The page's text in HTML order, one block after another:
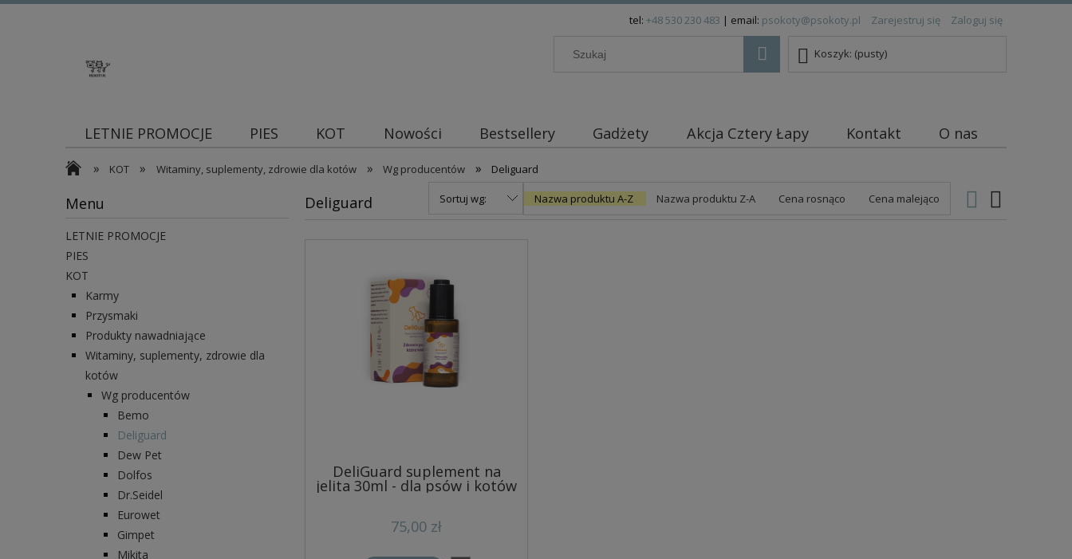
tel: +48 530 230 483 | email: psokoty@psokoty.pl Zarejestruj się Zaloguj się
Koszyk: (pusty)
LETNIE PROMOCJE PIES KOT Nowości Bestsellery Gadżety Akcja Cztery Łapy Kontakt
O nas
Blog
» KOT » Witaminy, suplementy, zdrowie dla kotów » Wg producentów » Deliguard
Menu
LETNIE PROMOCJE
PIES
KOT
Karmy
Przysmaki
Produkty nawadniające
Witaminy, suplementy, zdrowie dla
kotów
Wg producentów
Bemo
Deliguard
Dew Pet
Dolfos
Dr.Seidel
Eurowet
Gimpet
Mikita
Deliguard Sortuj wg: Nazwa produktu A-Z Nazwa produktu Z-A Cena rosnąco Cena malejąco
DeliGuard suplement na
jelita 30ml - dla psów i kotów
75,00 zł